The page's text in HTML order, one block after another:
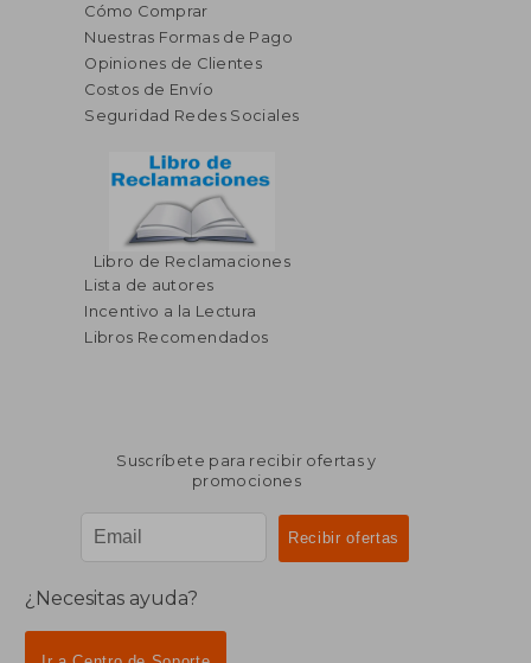
Cómo Comprar
Nuestras Formas de Pago
Opiniones de Clientes
Costos de Envío
Seguridad Redes Sociales
Libro de Reclamaciones
Lista de autores
Incentivo a la Lectura
Libros Recomendados
Suscríbete para recibir ofertas y
promociones
¿Necesitas ayuda?